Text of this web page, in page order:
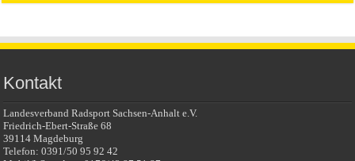
Kontakt
Landesverband Radsport Sachsen-Anhalt e.V.
Friedrich-Ebert-Straße 68
39114 Magdeburg
Telefon: 0391/50 95 92 42